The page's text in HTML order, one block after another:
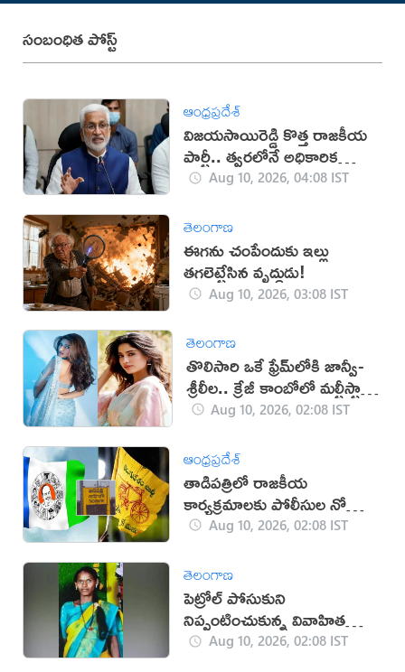
సంబంధిత పోస్ట్
ఆంధ్రప్రదేశ్
విజయసాయిరెడ్డి కొత్త రాజకీయ
పార్టీ.. త్వరలోనే అధికారిక
ప్రకటన!
Aug 10, 2026, 04:08 IST
తెలంగాణ
ఈగను చంపేందుకు ఇల్లు
తగలెట్టేసిన వృద్ధుడు!
Aug 10, 2026, 03:08 IST
తెలంగాణ
తొలిసారి ఒకే ఫ్రేమ్‌లోకి జాన్వీ-
శ్రీలీల.. క్రేజీ కాంబోలో మల్టీస్టారర్
సినిమా?
Aug 10, 2026, 02:08 IST
ఆంధ్రప్రదేశ్
తాడిపత్రిలో రాజకీయ
కార్యక్రమాలకు పోలీసుల నో
ఎంట్రీAug 10, 2026, 02:08 IST
తెలంగాణ
పెట్రోల్ పోసుకుని
నిప్పంటించుకున్న వివాహిత
మృతిAug 10, 2026, 02:08 IST